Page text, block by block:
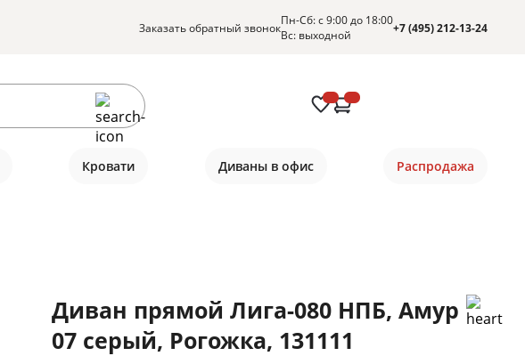
Заказать обратный звонокПн-Сб: с 9:00 до 18:00
Вс: выходной
+7 (495) 212-13-24
Кровати Диваны в офис Распродажа
Диван прямой Лига-080 НПБ, Амур
07 серый, Рогожка, 131111